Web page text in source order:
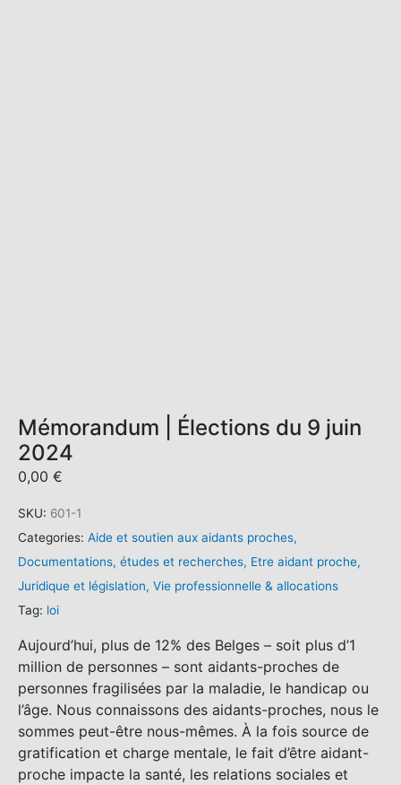
Mémorandum | Élections du 9 juin
2024
0,00 €
SKU: 601-1
Categories: Aide et soutien aux aidants proches,
Documentations, études et recherches, Etre aidant proche,
Juridique et législation, Vie professionnelle & allocations
Tag: loi
Aujourd’hui, plus de 12% des Belges – soit plus d’1
million de personnes – sont aidants-proches de
personnes fragilisées par la maladie, le handicap ou
l’âge. Nous connaissons des aidants-proches, nous le
sommes peut-être nous-mêmes. À la fois source de
gratification et charge mentale, le fait d’être aidant-
proche impacte la santé, les relations sociales et